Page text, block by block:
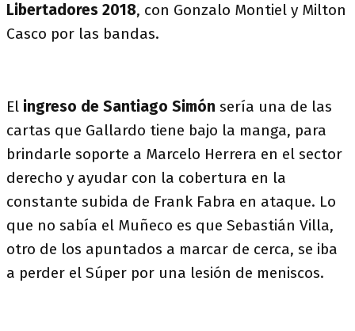
Libertadores 2018, con Gonzalo Montiel y Milton
Casco por las bandas.
El ingreso de Santiago Simón sería una de las
cartas que Gallardo tiene bajo la manga, para
brindarle soporte a Marcelo Herrera en el sector
derecho y ayudar con la cobertura en la
constante subida de Frank Fabra en ataque. Lo
que no sabía el Muñeco es que Sebastián Villa,
otro de los apuntados a marcar de cerca, se iba
a perder el Súper por una lesión de meniscos.